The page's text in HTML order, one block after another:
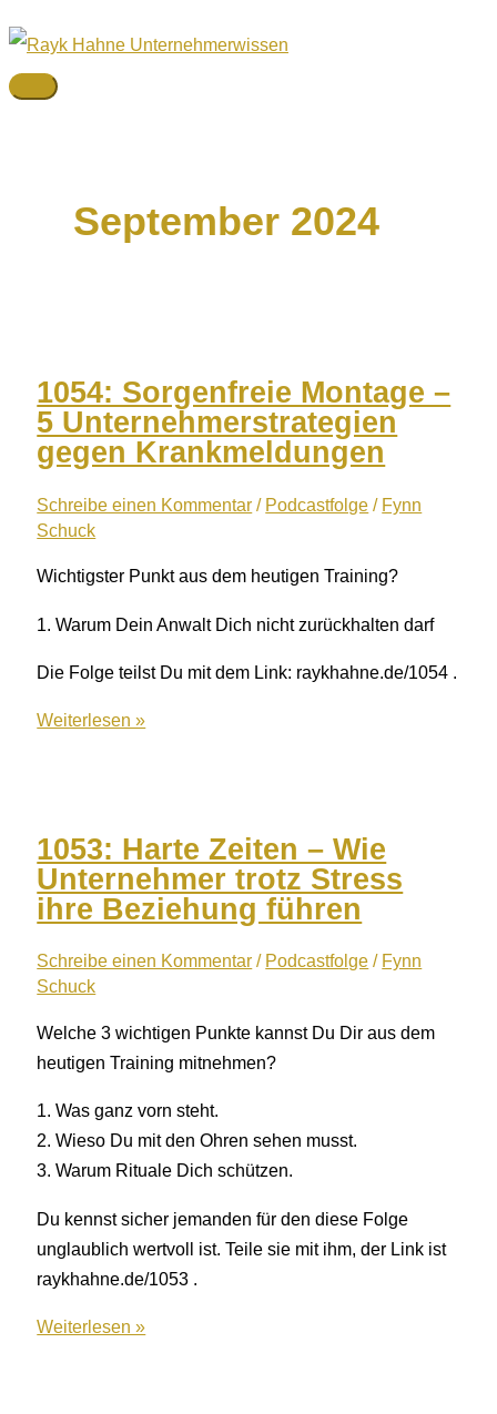
Zum
Inhalt
springen
Hauptmenü
September 2024
1054: Sorgenfreie Montage –
5 Unternehmerstrategien
gegen Krankmeldungen
Schreibe einen Kommentar / Podcastfolge / Fynn
Schuck
Wichtigster Punkt aus dem heutigen Training?
1. Warum Dein Anwalt Dich nicht zurückhalten darf
Die Folge teilst Du mit dem Link: raykhahne.de/1054 .
1054:
5
Unternehmerstrategien
gegen
Krankmeldungen
Weiterlesen »
1053: Harte Zeiten – Wie
Unternehmer trotz Stress
ihre Beziehung führen
Schreibe einen Kommentar / Podcastfolge / Fynn
Schuck
Welche 3 wichtigen Punkte kannst Du Dir aus dem
heutigen Training mitnehmen?
1. Was ganz vorn steht.
2. Wieso Du mit den Ohren sehen musst.
3. Warum Rituale Dich schützen.
Du kennst sicher jemanden für den diese Folge
unglaublich wertvoll ist. Teile sie mit ihm, der Link ist
raykhahne.de/1053 .
1053:
Weiterlesen »